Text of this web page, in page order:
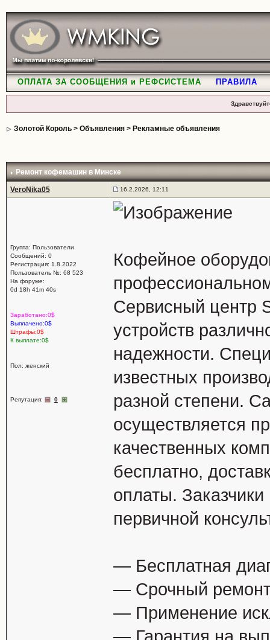
ОПЛАТА ЗА СООБЩЕНИЯ и РЕФСИСТЕМА ПРАВИЛА
Золотой Король> Объявления> Рекламные объявления
Ремонт кофемашин в Минске
VeroNika05 16.2.2026, 12:11
Группа: Пользователи
Сообщений: 0
Регистрация: 1.8.2022
Пользователь №: 68 523
На форуме:
0d 18h 41m 40s
Заработано:0$
Выплачено:0$
Штрафы:0$
К выплате:0$
Пол: женский
Репутация: 0
Кофейное
Сервисный центр
устройств
надежности.
известных
разной степени.
осуществляется
качественных
бесплатно,
оплаты.
первичной
— Бесплатная
— Срочный
— Применение